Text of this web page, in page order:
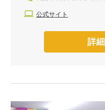
公式サイト
詳